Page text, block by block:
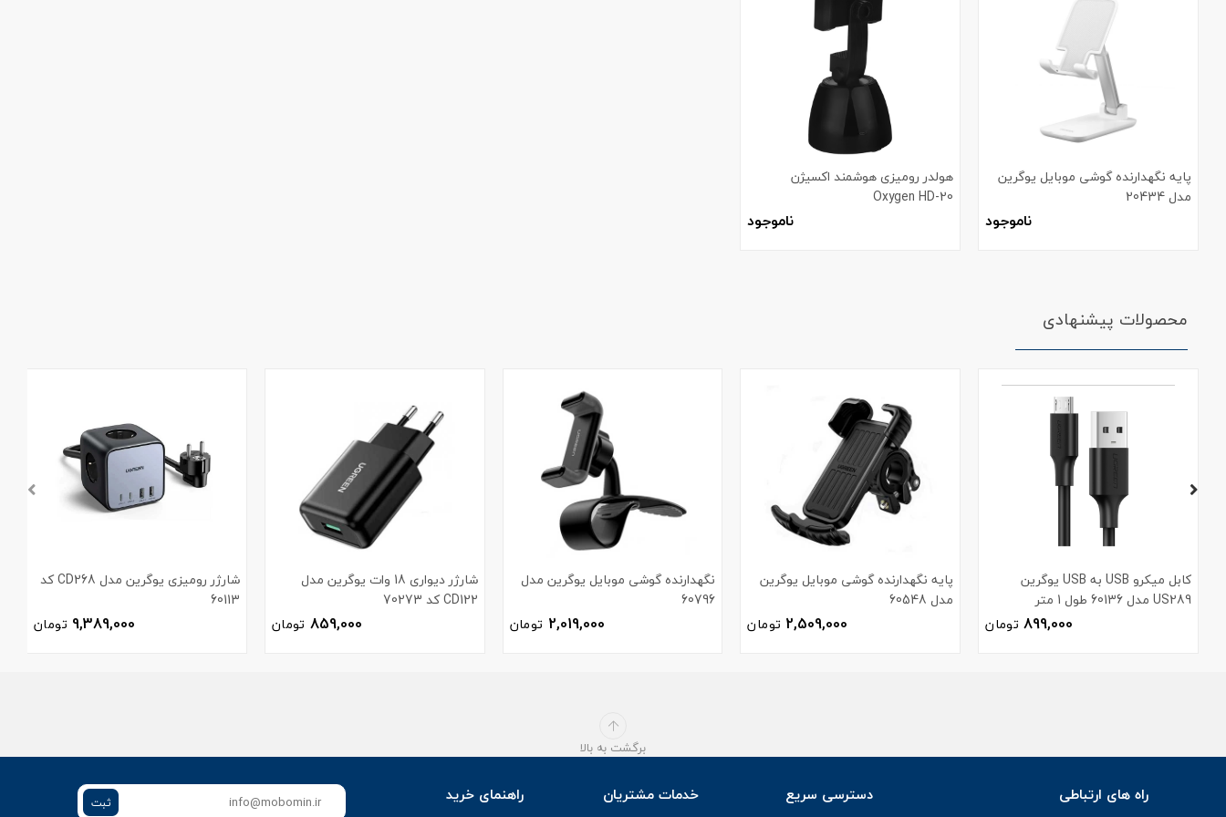
پایه نگهدارنده گوشی موبایل یوگرین
مدل 20434
ناموجود
هولدر رومیزی هوشمند اکسیژن
Oxygen HD-20
ناموجود
محصولات پیشنهادی
کابل میکرو USB به USB یوگرین
US289 مدل 60136 طول 1 متر
899,000 تومان
پایه نگهدارنده گوشی موبایل یوگرین
مدل 60548
2,509,000 تومان
نگهدارنده گوشی موبایل یوگرین مدل
60796
2,019,000 تومان
شارژر دیواری 18 وات یوگرین مدل
CD122 کد 70273
859,000 تومان
شارژر رومیزی یوگرین مدل CD268 کد
60113
9,389,000 تومان
برگشت به بالا
راه های ارتباطی
دسترسی سریع خدمات مشتریان راهنمای خرید ثبت